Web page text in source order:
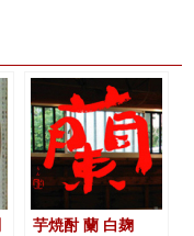
芋焼酎 蘭 白麹